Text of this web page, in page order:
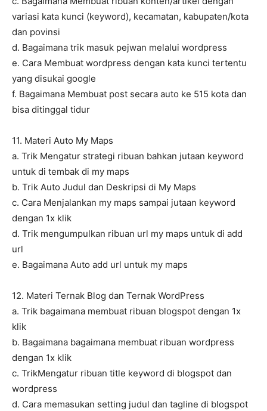
variasi kata kunci (keyword), kecamatan, kabupaten/kota
dan povinsi
d. Bagaimana trik masuk pejwan melalui wordpress
e. Cara Membuat wordpress dengan kata kunci tertentu
yang disukai google
f. Bagaimana Membuat post secara auto ke 515 kota dan
bisa ditinggal tidur
11. Materi Auto My Maps
a. Trik Mengatur strategi ribuan bahkan jutaan keyword
untuk di tembak di my maps
b. Trik Auto Judul dan Deskripsi di My Maps
c. Cara Menjalankan my maps sampai jutaan keyword
dengan 1x klik
d. Trik mengumpulkan ribuan url my maps untuk di add
url
e. Bagaimana Auto add url untuk my maps
12. Materi Ternak Blog dan Ternak WordPress
a. Trik bagaimana membuat ribuan blogspot dengan 1x
klik
b. Bagaimana bagaimana membuat ribuan wordpress
dengan 1x klik
c. TrikMengatur ribuan title keyword di blogspot dan
wordpress
d. Cara memasukan setting judul dan tagline di blogspot